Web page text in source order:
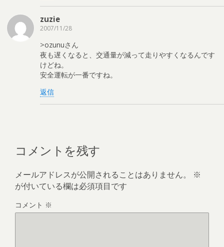
zuzie
2007/11/28
>ozunuさん
夜も遅くなると、交通量が減って走りやすくなるんです
けどね。
安全運転が一番ですね。
返信
コメントを残す
メールアドレスが公開されることはありません。
※
が付いている欄は必須項目です
コメント ※